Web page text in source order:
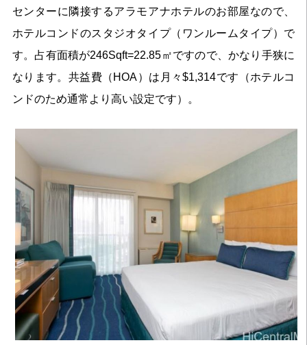
センターに隣接するアラモアナホテルのお部屋なので、
ホテルコンドのスタジオタイプ（ワンルームタイプ）で
す。占有面積が246Sqft=22.85㎡ですので、かなり手狭に
なります。共益費（HOA）は月々$1,314です（ホテルコ
ンドのため通常より高い設定です）。